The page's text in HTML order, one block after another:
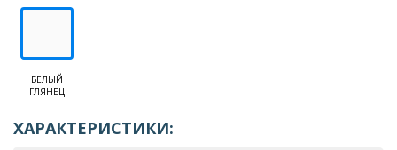
БЕЛЫЙ
ГЛЯНЕЦ
ХАРАКТЕРИСТИКИ: